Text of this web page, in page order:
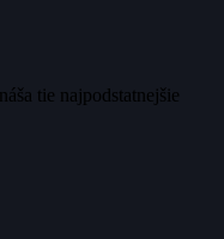
tie najpodstatnejšie